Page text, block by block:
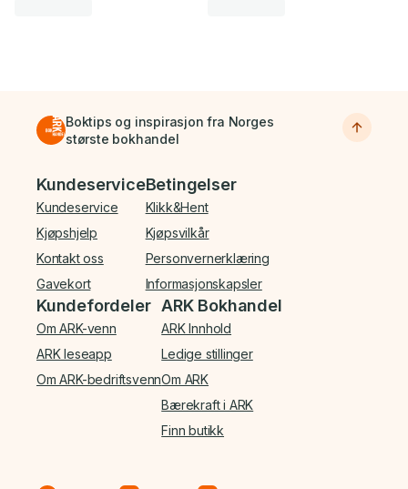
Boktips og inspirasjon fra Norges
største bokhandel
Bunnmeny
Kundeservice
Kundeservice
Kjøpshjelp
Kontakt oss
Gavekort
Betingelser
Klikk&Hent
Kjøpsvilkår
Personvernerklæring
Informasjonskapsler
Kundefordeler
Om ARK-venn
ARK leseapp
Om ARK-bedriftsvenn
ARK Bokhandel
ARK Innhold
Ledige stillinger
Om ARK
Bærekraft i ARK
Finn butikk